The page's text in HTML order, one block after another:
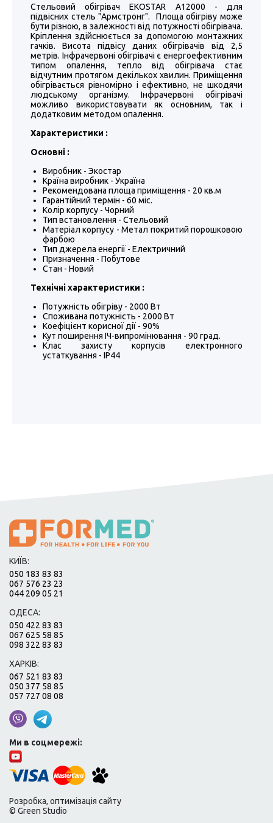
Стельовий обігрівач EKOSTAR A12000 - для
підвісних стель "Армстронг". Площа обігріву може
бути різною, в залежності від потужності обігрівача.
Кріплення здійснюється за допомогою монтажних
гачків. Висота підвісу даних обігрівачів від 2,5
метрів. Інфрачервоні обігрівачі є енергоефективним
типом опалення, тепло від обігрівача стає
відчутним протягом декількох хвилин. Приміщення
обігрівається рівномірно і ефективно, не шкодячи
людському організму. Інфрачервоні обігрівачі
можливо використовувати як основним, так і
додатковим методом опалення.
Характеристики :
Основні :
Виробник - Экостар
Країна виробник - Україна
Рекомендована площа приміщення - 20 кв.м
Гарантійний термін - 60 міс.
Колір корпусу - Чорний
Тип встановлення - Стельовий
Матеріал корпусу - Метал покритий порошковою
фарбою
Тип джерела енергії - Електричний
Призначення - Побутове
Стан - Новий
Технічні характеристики :
Потужність обігріву - 2000 Вт
Споживана потужність - 2000 Вт
Коефіцієнт корисної дії - 90%
Кут поширення ІЧ-випромінювання - 90 град.
Клас захисту корпусів електронного
устаткування - IP44
КИЇВ:
050 183 83 83
067 576 23 23
044 209 05 21
ОДЕСА:
050 422 83 83
067 625 58 85
098 322 83 83
ХАРКІВ:
067 521 83 83
050 377 58 85
057 727 08 08
Ми в соцмережі:
Розробка, оптимізація сайту
© Green Studio